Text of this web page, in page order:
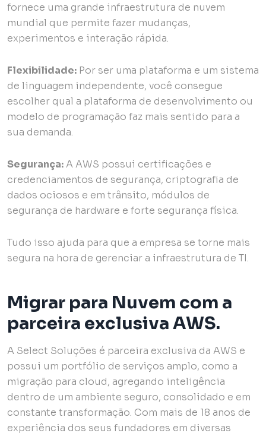
fornece uma grande infraestrutura de nuvem
mundial que permite fazer mudanças,
experimentos e interação rápida.
Flexibilidade: Por ser uma plataforma e um sistema
de linguagem independente, você consegue
escolher qual a plataforma de desenvolvimento ou
modelo de programação faz mais sentido para a
sua demanda.
Segurança:A AWS possui certificações e
credenciamentos de segurança, criptografia de
dados ociosos e em trânsito, módulos de
segurança de hardware e forte segurança física.
Tudo isso ajuda para que a empresa se torne mais
segura na hora de gerenciar a infraestrutura de TI.
Migrar para Nuvem com a
parceira exclusiva AWS.
A Select Soluções é parceira exclusiva da AWS e
possui um portfólio de serviços amplo, como a
migração para cloud, agregando inteligência
dentro de um ambiente seguro, consolidado e em
constante transformação. Com mais de 18 anos de
experiência dos seus fundadores em diversas